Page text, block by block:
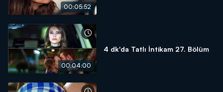
00:05:52
00:04:00
4 dk'da Tatlı İntikam 27. Bölüm